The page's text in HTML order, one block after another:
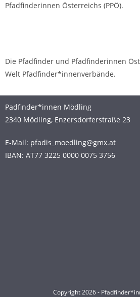
Pfadfinderinnen Österreichs (PPÖ).
Die Pfadfinder und Pfadfinderinnen
Welt Pfadfinder*innenverbände.
Padfinder*innen Mödling
2340 Mödling, Enzersdorferstraße 23
E-Mail: pfadis_moedling@gmx.at
IBAN: AT77 3225 0000 0075 3756
Copyright 2026 -